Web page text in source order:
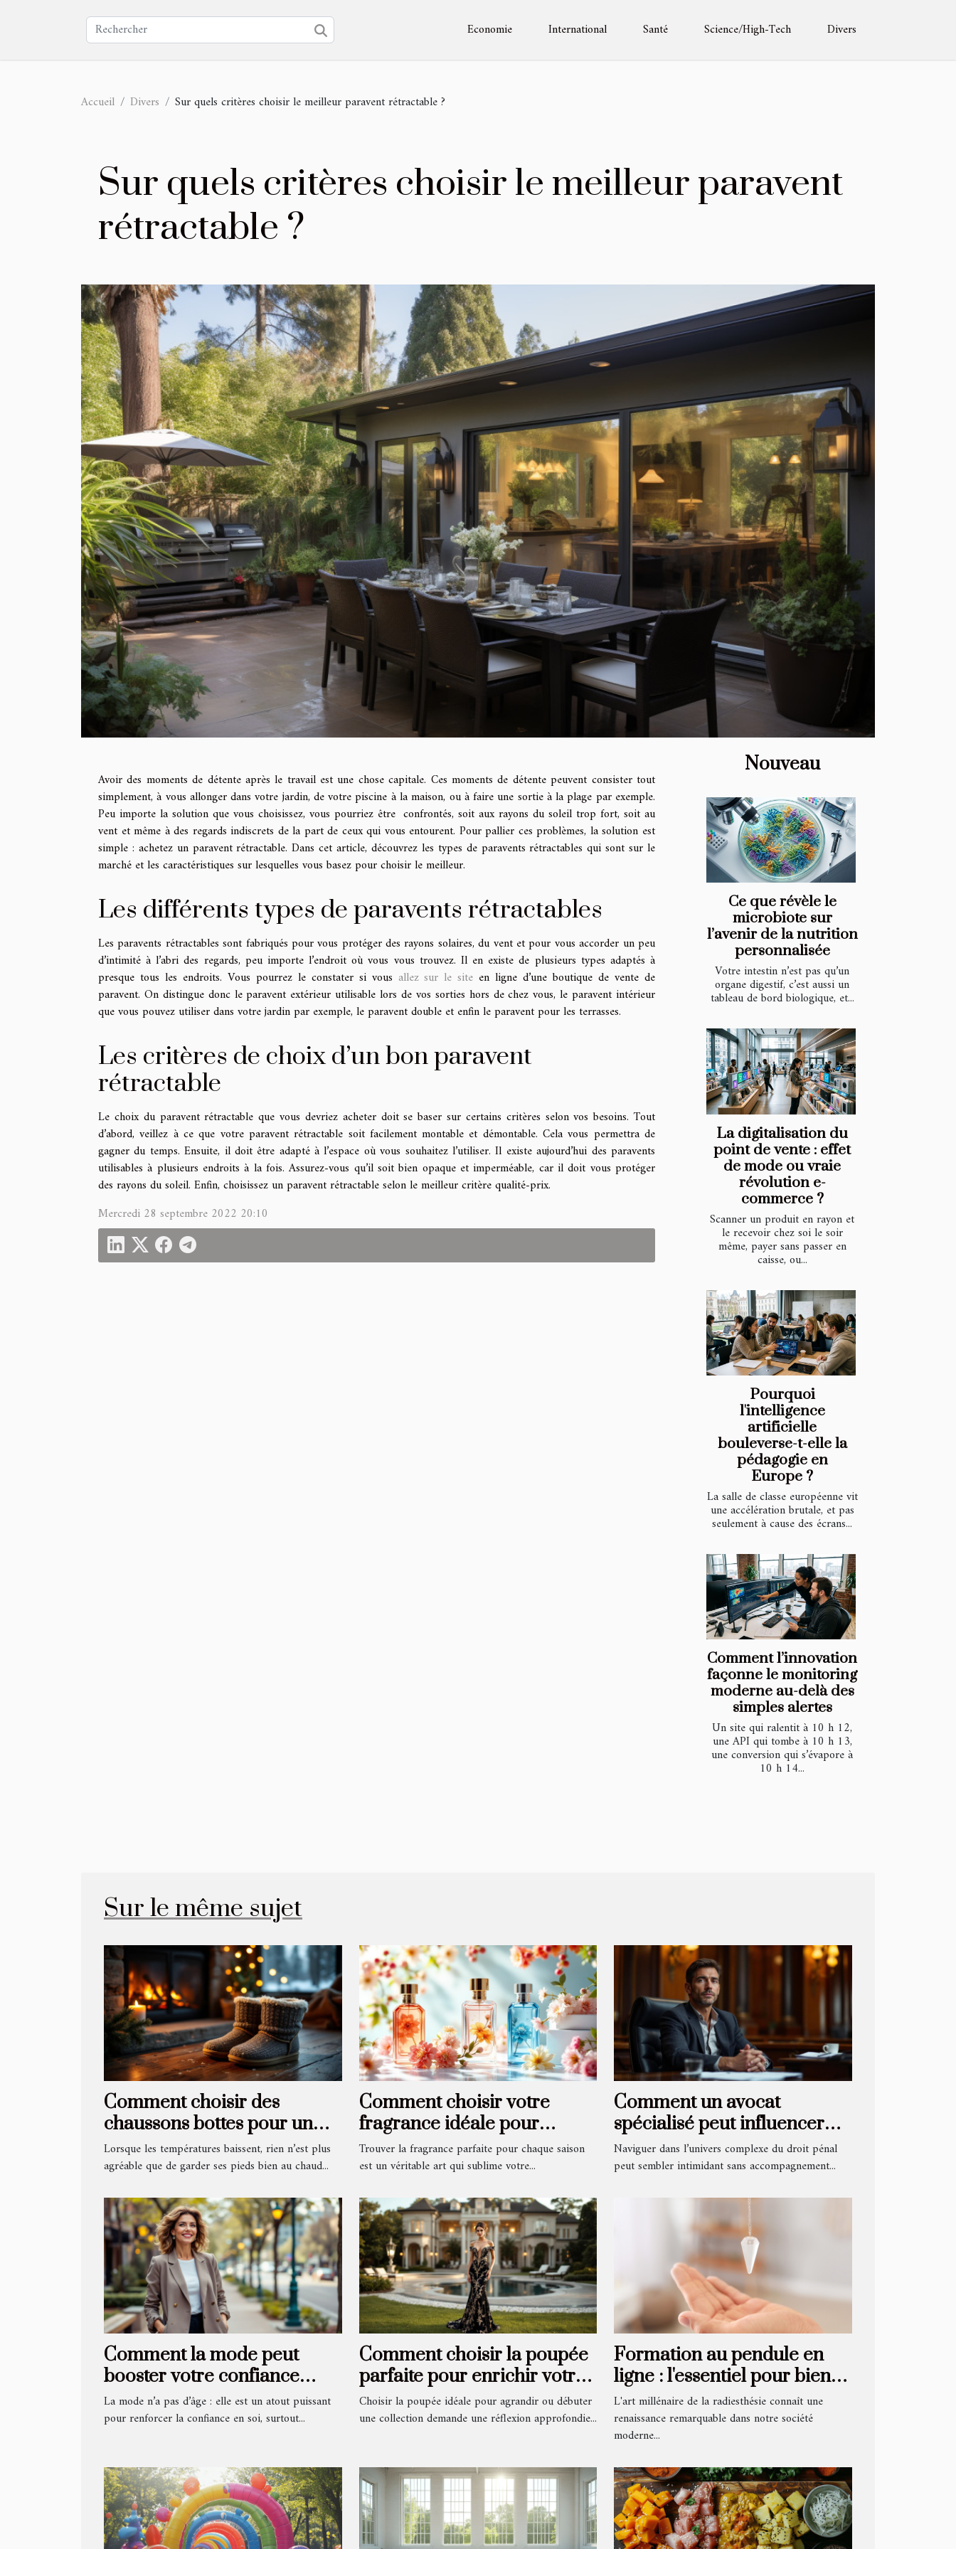
Economie International Santé Science/High-Tech Divers
Accueil Divers Sur quels critères choisir le meilleur paravent rétractable ?
Sur quels critères choisir le meilleur paravent
rétractable ?
Avoir des moments de détente après le travail est une chose capitale. Ces moments de détente peuvent consister tout
simplement, à vous allonger dans votre jardin, de votre piscine à la maison, ou à faire une sortie à la plage par exemple.
Peu importe la solution que vous choisissez, vous pourriez être confrontés, soit aux rayons du soleil trop fort, soit au
vent et même à des regards indiscrets de la part de ceux qui vous entourent. Pour pallier ces problèmes, la solution est
simple : achetez un paravent rétractable. Dans cet article, découvrez les types de paravents rétractables qui sont sur le
marché et les caractéristiques sur lesquelles vous basez pour choisir le meilleur.
Les différents types de paravents rétractables
Les paravents rétractables sont fabriqués pour vous protéger des rayons solaires, du vent et pour vous accorder un peu
d’intimité à l’abri des regards, peu importe l’endroit où vous vous trouvez. Il en existe de plusieurs types adaptés à
presque tous les endroits. Vous pourrez le constater si vous allez sur le site en ligne d’une boutique de vente de
paravent. On distingue donc le paravent extérieur utilisable lors de vos sorties hors de chez vous, le paravent intérieur
que vous pouvez utiliser dans votre jardin par exemple, le paravent double et enfin le paravent pour les terrasses.
Les critères de choix d’un bon paravent
rétractable
Le choix du paravent rétractable que vous devriez acheter doit se baser sur certains critères selon vos besoins. Tout
d’abord, veillez à ce que votre paravent rétractable soit facilement montable et démontable. Cela vous permettra de
gagner du temps. Ensuite, il doit être adapté à l’espace où vous souhaitez l’utiliser. Il existe aujourd’hui des paravents
utilisables à plusieurs endroits à la fois. Assurez-vous qu’il soit bien opaque et imperméable, car il doit vous protéger
des rayons du soleil. Enfin, choisissez un paravent rétractable selon le meilleur critère qualité-prix.
Mercredi 28 septembre 2022 20:10
Nouveau
Ce que révèle le
microbiote sur
l’avenir de la nutrition
personnalisée
Votre intestin n’est pas qu’un
organe digestif, c’est aussi un
tableau de bord biologique, et...
La digitalisation du
point de vente : effet
de mode ou vraie
révolution e-
commerce ?
Scanner un produit en rayon et
le recevoir chez soi le soir
même, payer sans passer en
caisse, ou...
Pourquoi
l'intelligence
artificielle
bouleverse-t-elle la
pédagogie en
Europe ?
La salle de classe européenne vit
une accélération brutale, et pas
seulement à cause des écrans...
Comment l’innovation
façonne le monitoring
moderne au-delà des
simples alertes
Un site qui ralentit à 10 h 12,
une API qui tombe à 10 h 13,
une conversion qui s’évapore à
10 h 14...
Sur le même sujet
Comment choisir des
chaussons bottes pour un
confort hivernal optimal ?
Lorsque les températures baissent, rien n’est plus
agréable que de garder ses pieds bien au chaud...
Comment choisir votre
fragrance idéale pour
chaque saison ?
Trouver la fragrance parfaite pour chaque saison
est un véritable art qui sublime votre...
Comment un avocat
spécialisé peut influencer
l'issue de votre procès pénal
?
Naviguer dans l’univers complexe du droit pénal
peut sembler intimidant sans accompagnement...
Comment la mode peut
booster votre confiance
pour des rencontres après
50 ans
La mode n’a pas d’âge : elle est un atout puissant
pour renforcer la confiance en soi, surtout...
Comment choisir la poupée
parfaite pour enrichir votre
collection ?
Choisir la poupée idéale pour agrandir ou débuter
une collection demande une réflexion approfondie...
Formation au pendule en
ligne : l'essentiel pour bien
débuter et progresser
L'art millénaire de la radiesthésie connaît une
renaissance remarquable dans notre société
moderne...